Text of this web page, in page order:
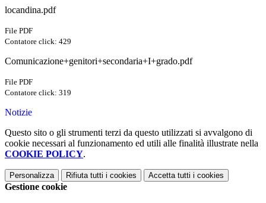
locandina.pdf
File PDF
Contatore click: 429
Comunicazione+genitori+secondaria+I+grado.pdf
File PDF
Contatore click: 319
Notizie
Questo sito o gli strumenti terzi da questo utilizzati si avvalgono di
cookie necessari al funzionamento ed utili alle finalità illustrate nella
COOKIE POLICY.
Personalizza Rifiuta tutti i cookies Accetta tutti i cookies
Gestione cookie